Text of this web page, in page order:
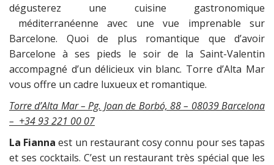
dégusterez une cuisine gastronomique
méditerranéenne avec une vue imprenable sur
Barcelone. Quoi de plus romantique que d’avoir
Barcelone à ses pieds le soir de la Saint-Valentin
accompagné d’un délicieux vin blanc. Torre d’Alta Mar
vous offre un cadre luxueux et romantique.
Torre d’Alta Mar – Pg. Joan de Borbó, 88 – 08039 Barcelona
– +34 93 221 00 07
La Fianna est un restaurant cosy connu pour ses tapas
et ses cocktails. C’est un restaurant très spécial que les